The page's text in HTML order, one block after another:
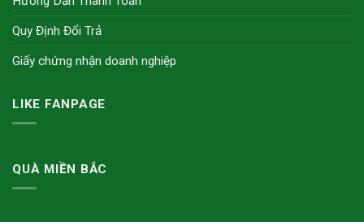
Quy Định Đổi Trả
Giấy chứng nhận doanh nghiệp
LIKE FANPAGE
QUÀ MIỀN BẮC